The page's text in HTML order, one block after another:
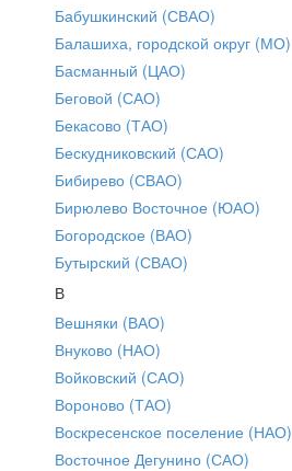
Бабушкинский (СВАО)
Балашиха, городской округ (МО)
Басманный (ЦАО)
Беговой (САО)
Бекасово (ТАО)
Бескудниковский (САО)
Бибирево (СВАО)
Бирюлево Восточное (ЮАО)
Богородское (ВАО)
Бутырский (СВАО)
В
Вешняки (ВАО)
Внуково (НАО)
Войковский (САО)
Вороново (ТАО)
Воскресенское поселение (НАО)
Восточное Дегунино (САО)